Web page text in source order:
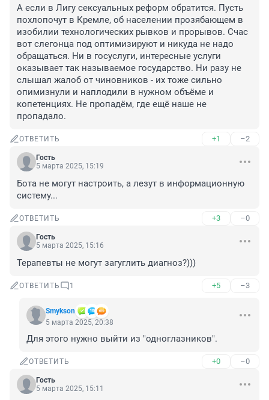
А если в Лигу сексуальных реформ обратится. Пусть
похлопочут в Кремле, об населении прозябающем в
изобилии технологических рывков и прорывов. Счас
вот слегонца под оптимизируют и никуда не надо
обращаться. Ни в госуслуги, интересные услуги
оказывает так называемое государство. Ни разу не
слышал жалоб от чиновников - их тоже сильно
опимизнули и наплодили в нужном объёме и
копетенциях. Не пропадём, где ещё наше не
пропадало.
ОТВЕТИТЬ +1 –2
Гость
5 марта 2025, 15:19
Бота не могут настроить, а лезут в информационную
систему...
ОТВЕТИТЬ +3 –0
Гость
5 марта 2025, 15:16
Терапевты не могут загуглить диагноз?)))
ОТВЕТИТЬ 1 +5 –3
Smykson
5 марта 2025, 20:38
Для этого нужно выйти из "одноглазников".
ОТВЕТИТЬ +0 –0
Гость
5 марта 2025, 15:11